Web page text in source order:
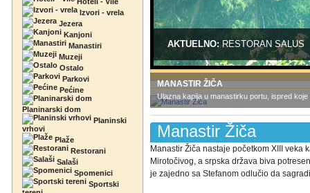
Izvori - vrela
Jezera
Kanjoni
Manastiri
Muzeji
Ostalo
Parkovi
Pećine
Planinarski dom
Planinski
vrhovi
Plaže
Restorani
Salaši
Spomenici
Sportski
AKTUELNO:RESTORAN SALUS
MANASTIR ŽIČA
Ulazna kapija u manastirku portu, ispred
Manastir Žiča
Manastir Žiča nastaje početkom XIII veka
Mirotočivog, a srpska država biva
je zajedno sa Stefanom odlučio da